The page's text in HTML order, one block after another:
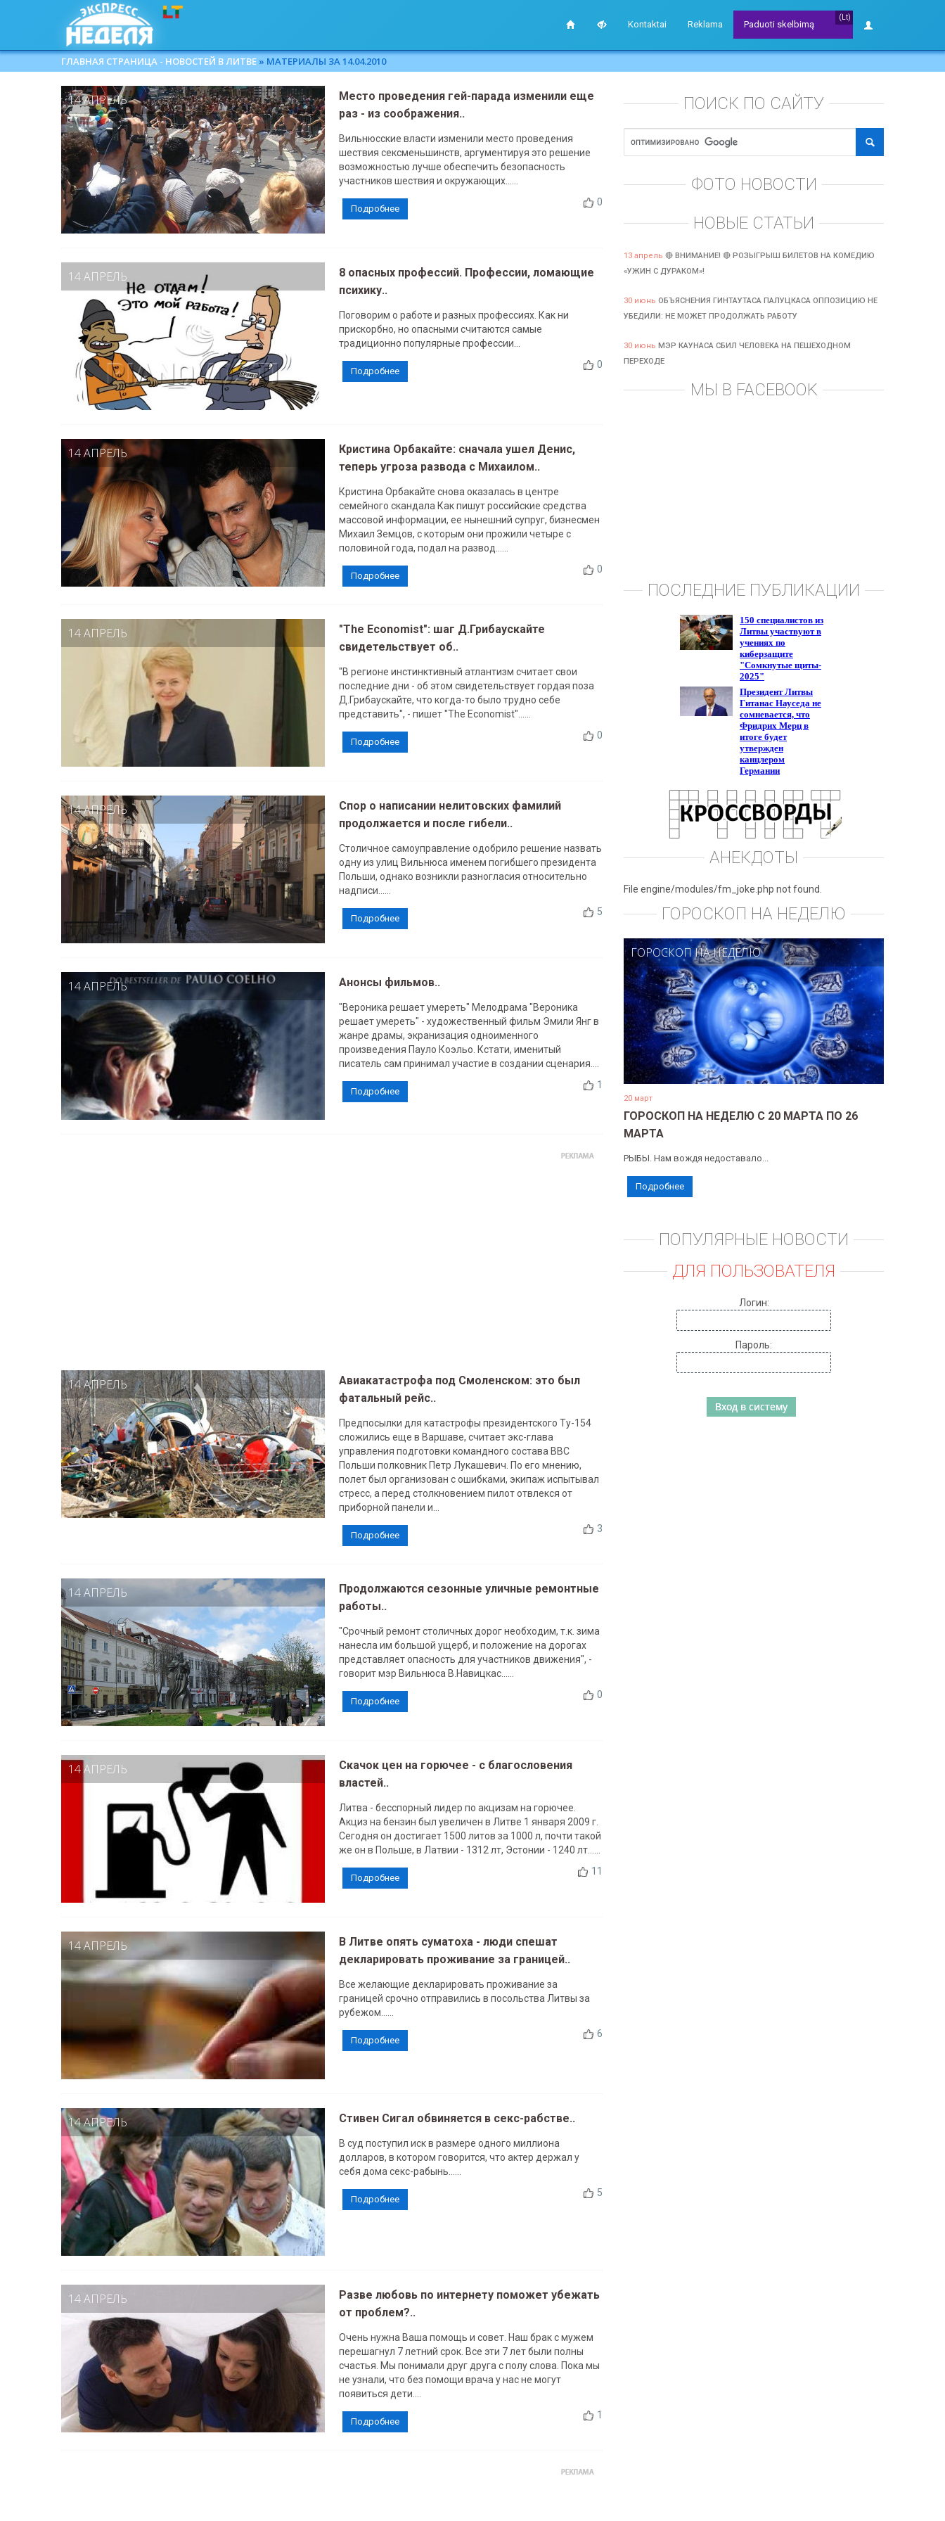
Kontaktai Reklama
(Lt)
Paduoti skelbimą
ГЛАВНАЯ СТРАНИЦА - НОВОСТЕЙ В ЛИТВЕ » МАТЕРИАЛЫ ЗА 14.04.2010
14 АПРЕЛЬ
Место проведения гей-парада изменили еще
раз - из соображения..
Вильнюсские власти изменили место проведения
шествия сексменьшинств, аргументируя это решение
возможностью лучше обеспечить безопасность
участников шествия и окружающих......
0
Подробнее
14 АПРЕЛЬ
8 опасных профессий. Профессии, ломающие
психику..
Поговорим о работе и разных профессиях. Как ни
прискорбно, но опасными считаются самые
традиционно популярные профессии...
0
Подробнее
14 АПРЕЛЬ
Кристина Орбакайте: сначала ушел Денис,
теперь угроза развода с Михаилом..
Кристина Орбакайте снова оказалась в центре
семейного скандала Как пишут российские средства
массовой информации, ее нынешний супруг, бизнесмен
Михаил Земцов, с которым они прожили четыре с
половиной года, подал на развод......
0
Подробнее
14 АПРЕЛЬ
"The Economist": шаг Д.Грибаускайте
свидетельствует об..
"В регионе инстинктивный атлантизм считает свои
последние дни - об этом свидетельствует гордая поза
Д.Грибаускайте, что когда-то было трудно себе
представить", - пишет "The Economist"......
0
Подробнее
14 АПРЕЛЬ
Спор о написании нелитовских фамилий
продолжается и после гибели..
Столичное самоуправление одобрило решение назвать
одну из улиц Вильнюса именем погибшего президента
Польши, однако возникли разногласия относительно
надписи......
5
Подробнее
14 АПРЕЛЬ Анонсы фильмов..
"Вероника решает умереть" Мелодрама "Вероника
решает умереть" - художественный фильм Эмили Янг в
жанре драмы, экранизация одноименного
произведения Пауло Коэльо. Кстати, именитый
писатель сам принимал участие в создании сценария....
1
Подробнее
14 АПРЕЛЬ
Авиакатастрофа под Смоленском: это был
фатальный рейс..
Предпосылки для катастрофы президентского Ту-154
сложились еще в Варшаве, считает экс-глава
управления подготовки командного состава ВВС
Польши полковник Петр Лукашевич. По его мнению,
полет был организован с ошибками, экипаж испытывал
стресс, а перед столкновением пилот отвлекся от
приборной панели и...
3
Подробнее
14 АПРЕЛЬ
Продолжаются сезонные уличные ремонтные
работы..
"Срочный ремонт столичных дорог необходим, т.к. зима
нанесла им большой ущерб, и положение на дорогах
представляет опасность для участников движения", -
говорит мэр Вильнюса В.Навицкас......
0
Подробнее
14 АПРЕЛЬ
Скачок цен на горючее - с благословения
властей..
Литва - бесспорный лидер по акцизам на горючее.
Акциз на бензин был увеличен в Литве 1 января 2009 г.
Сегодня он достигает 1500 литов за 1000 л, почти такой
же он в Польше, в Латвии - 1312 лт, Эстонии - 1240 лт......
11
Подробнее
14 АПРЕЛЬ
В Литве опять суматоха - люди спешат
декларировать проживание за границей..
Все желающие декларировать проживание за
границей срочно отправились в посольства Литвы за
рубежом......
6
Подробнее
14 АПРЕЛЬ Стивен Сигал обвиняется в секс-рабстве..
В суд поступил иск в размере одного миллиона
долларов, в котором говорится, что актер держал у
себя дома секс-рабынь......
5
Подробнее
14 АПРЕЛЬ
Разве любовь по интернету поможет убежать
от проблем?..
Очень нужна Ваша помощь и совет. Наш брак с мужем
перешагнул 7 летний срок. Все эти 7 лет были полны
счастья. Мы понимали друг друга с полу слова. Пока мы
не узнали, что без помощи врача у нас не могут
появиться дети....
1
Подробнее
ПОИСК ПО САЙТУ
ФОТО НОВОСТИ
НОВЫЕ СТАТЬИ
13 апрель 🔴 ВНИМАНИЕ! 🔴 РОЗЫГРЫШ БИЛЕТОВ НА КОМЕДИЮ
«УЖИН С ДУРАКОМ»!
30 июнь ОБЪЯСНЕНИЯ ГИНТАУТАСА ПАЛУЦКАСА ОППОЗИЦИЮ НЕ
УБЕДИЛИ: НЕ МОЖЕТ ПРОДОЛЖАТЬ РАБОТУ
30 июнь МЭР КАУНАСА СБИЛ ЧЕЛОВЕКА НА ПЕШЕХОДНОМ
ПЕРЕХОДЕ
МЫ В FACEBOOK
ПОСЛЕДНИЕ ПУБЛИКАЦИИ
АНЕКДОТЫ
File engine/modules/fm_joke.php not found.
ГОРОСКОП НА НЕДЕЛЮ
ГОРОСКОП НА НЕДЕЛЮ
20 март
ГОРОСКОП НА НЕДЕЛЮ С 20 МАРТА ПО 26
МАРТА
РЫБЫ. Нам вождя недоставало...
Подробнее
ПОПУЛЯРНЫЕ НОВОСТИ
ДЛЯ ПОЛЬЗОВАТЕЛЯ
Логин:
Пароль: